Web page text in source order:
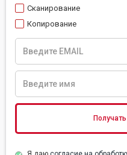
Сканирование
Копирование